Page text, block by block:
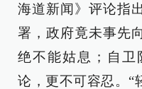
海道新闻》评论指
署，政府竟未事先
绝不能姑息；自卫
论，更不可容忍。“